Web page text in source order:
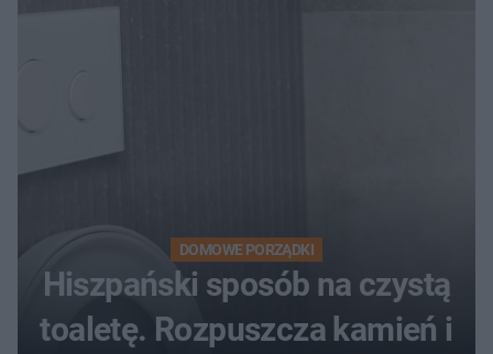
DOMOWE PORZĄDKI
Hiszpański sposób na czystą
toaletę. Rozpuszcza kamień i